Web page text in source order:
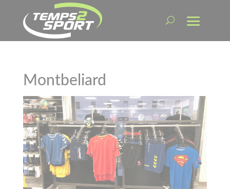
Montbeliard